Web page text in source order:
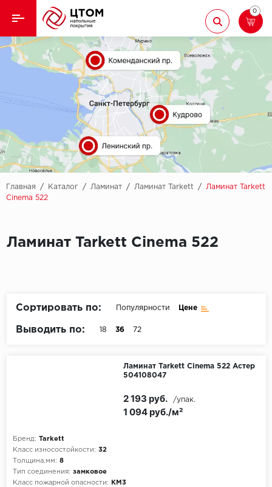
Назад
Кварцвиниловая плитка
Назад
Aberhof
Adelar
Alfa
AllureFloor
Alpine floor
Arbiton
CronaFloor
Ламинат
Ковролин
Линолеум
Паркет
Плинтус
0
Главная / Каталог / Ламинат / Ламинат Tarkett /
Ламинат Tarkett
Cinema 522
Ламинат Tarkett Cinema 522
Сортировать по: Популярности Цене
Выводить по: 18 36 72
Ламинат Tarkett Cinema 522 Астер
504108047
Бренд: Tarkett
Класс износостойкости: 32
Толщина,мм: 8
Тип соединения: замковое
Класс пожарной опасности:
КМ3
1 094 руб./м²
2 193 руб. /упак.